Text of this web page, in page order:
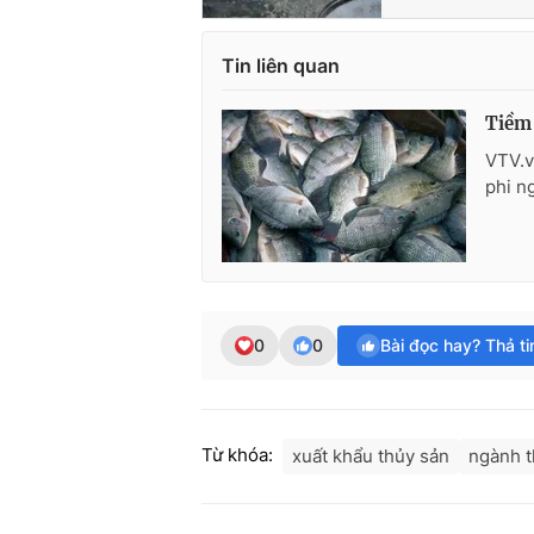
Tin liên quan
phi
0 0 Bài đọc hay? Thả
Từ khóa: xuất khẩu thủy sản ngành